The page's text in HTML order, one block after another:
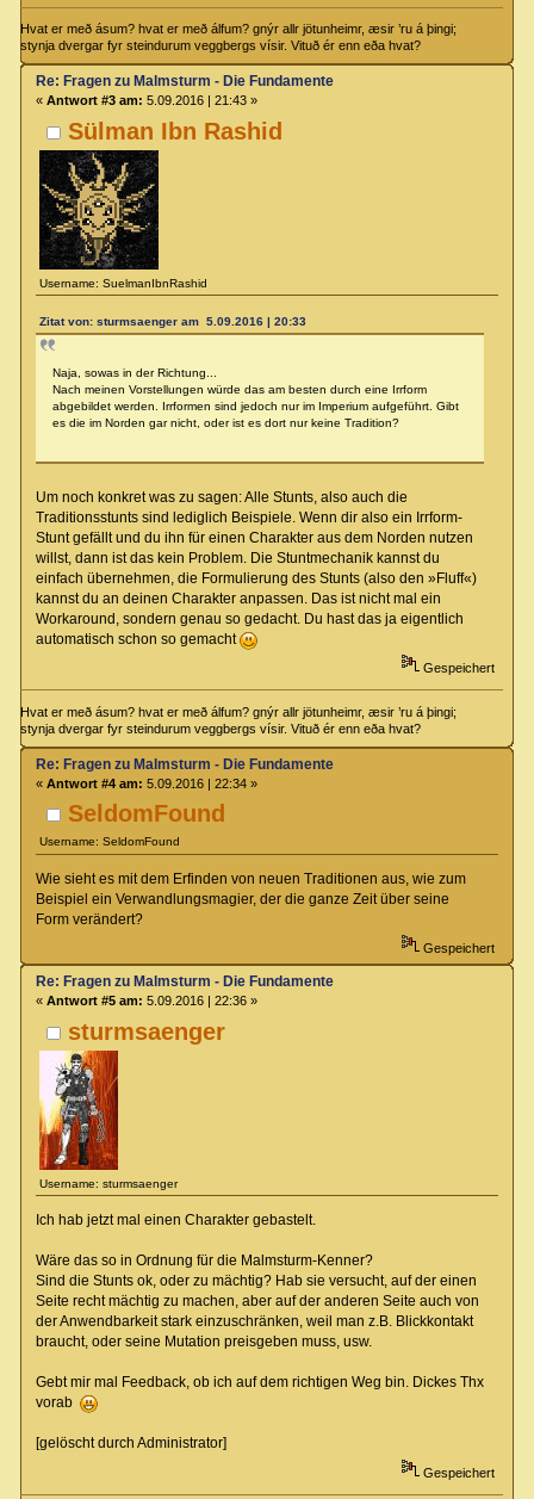
Hvat er með ásum? hvat er með álfum? gnýr allr jötunheimr, æsir ’ru á þingi;
stynja dvergar fyr steindurum veggbergs vísir. Vituð ér enn eða hvat?
Sülman Ibn Rashid
Username: SuelmanIbnRashid
Re: Fragen zu Malmsturm - Die Fundamente
« Antwort #3 am: 5.09.2016 | 21:43 »
Zitat von: sturmsaenger am 5.09.2016 | 20:33
Naja, sowas in der Richtung...
Nach meinen Vorstellungen würde das am besten durch eine Irrform
abgebildet werden. Irrformen sind jedoch nur im Imperium aufgeführt. Gibt
es die im Norden gar nicht, oder ist es dort nur keine Tradition?
Um noch konkret was zu sagen: Alle Stunts, also auch die
Traditionsstunts sind lediglich Beispiele. Wenn dir also ein Irrform-
Stunt gefällt und du ihn für einen Charakter aus dem Norden nutzen
willst, dann ist das kein Problem. Die Stuntmechanik kannst du
einfach übernehmen, die Formulierung des Stunts (also den »Fluff«)
kannst du an deinen Charakter anpassen. Das ist nicht mal ein
Workaround, sondern genau so gedacht. Du hast das ja eigentlich
automatisch schon so gemacht
Gespeichert
Hvat er með ásum? hvat er með álfum? gnýr allr jötunheimr, æsir ’ru á þingi;
stynja dvergar fyr steindurum veggbergs vísir. Vituð ér enn eða hvat?
SeldomFound
Username: SeldomFound
Re: Fragen zu Malmsturm - Die Fundamente
« Antwort #4 am: 5.09.2016 | 22:34 »
Wie sieht es mit dem Erfinden von neuen Traditionen aus, wie zum
Beispiel ein Verwandlungsmagier, der die ganze Zeit über seine
Form verändert?
Gespeichert
sturmsaenger
Username: sturmsaenger
Re: Fragen zu Malmsturm - Die Fundamente
« Antwort #5 am: 5.09.2016 | 22:36 »
Ich hab jetzt mal einen Charakter gebastelt.
Wäre das so in Ordnung für die Malmsturm-Kenner?
Sind die Stunts ok, oder zu mächtig? Hab sie versucht, auf der einen
Seite recht mächtig zu machen, aber auf der anderen Seite auch von
der Anwendbarkeit stark einzuschränken, weil man z.B. Blickkontakt
braucht, oder seine Mutation preisgeben muss, usw.
Gebt mir mal Feedback, ob ich auf dem richtigen Weg bin. Dickes Thx
vorab
[gelöscht durch Administrator]
Gespeichert